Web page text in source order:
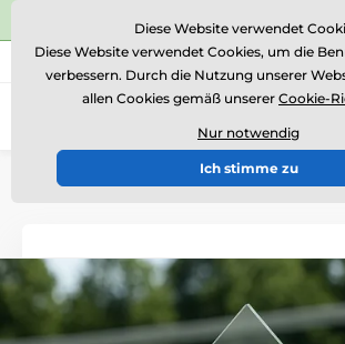
⭐Siehe 504 verifizierte Bewertungen auf
Rufen Sie uns an (Mo-Fr 15-18)
0
Einführung Glastrophäen
Glastrophäen
Diese Website verwendet
Diese Website verwendet Cookies, um die
verbessern. Durch die Nutzung unserer
allen Cookies gemäß unserer Cookie-
Nur notwendig
Ich stimme zu